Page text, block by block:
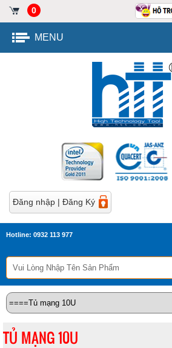
0
MENU
Đăng nhập | Đăng Ký
Hotline: 0932 113 977
TỦ MẠNG 10U